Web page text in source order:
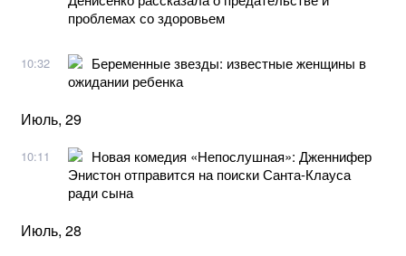
проблемах со здоровьем
10:32
Беременные звезды: известные женщины в
ожидании ребенка
Июль, 29
10:11
Новая комедия «Непослушная»: Дженнифер
Энистон отправится на поиски Санта-Клауса
ради сына
Июль, 28